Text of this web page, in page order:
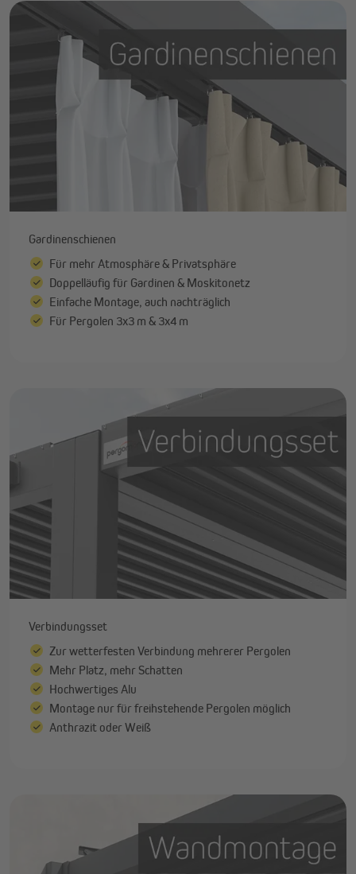
Gardinenschienen
Für mehr Atmosphäre & Privatsphäre
Doppelläufig für Gardinen & Moskitonetz
Einfache Montage, auch nachträglich
Für Pergolen 3x3 m & 3x4 m
Verbindungsset
Zur wetterfesten Verbindung mehrerer Pergolen
Mehr Platz, mehr Schatten
Hochwertiges Alu
Montage nur für freihstehende Pergolen möglich
Anthrazit oder Weiß